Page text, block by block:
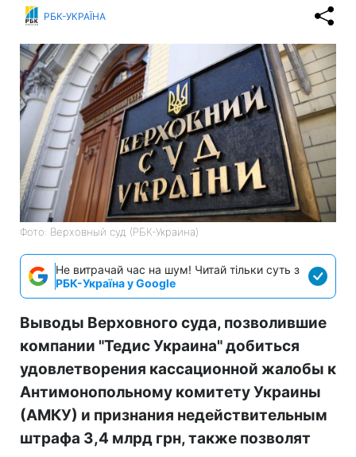
РБК-УКРАЇНА
Фото: Верховный суд (РБК-Украина)
Не витрачай час на шум! Читай тільки суть з
РБК-Україна у Google
Выводы Верховного суда, позволившие
компании "Тедис Украина" добиться
удовлетворения кассационной жалобы к
Антимонопольному комитету Украины
(АМКУ) и признания недействительным
штрафа 3,4 млрд грн, также позволят